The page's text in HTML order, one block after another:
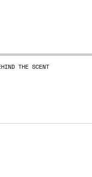
THE SCENT